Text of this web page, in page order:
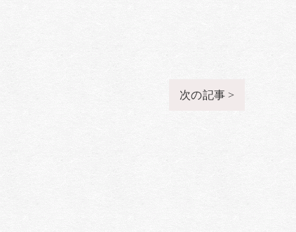
次の記事 >